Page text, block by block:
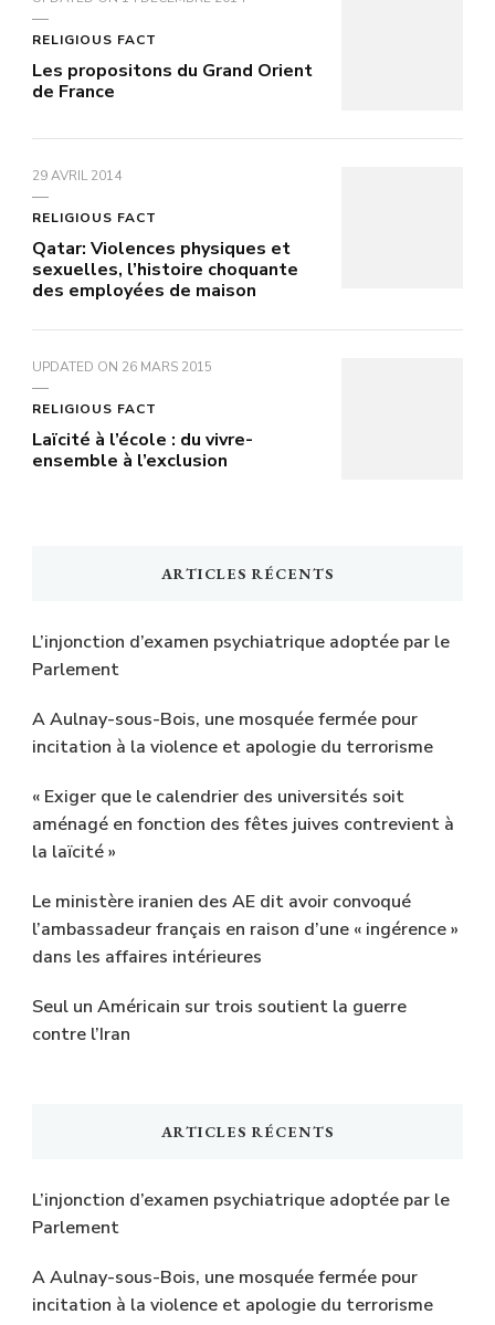
RELIGIOUS FACT
Les propositons du Grand Orient
de France
29 AVRIL 2014
RELIGIOUS FACT
Qatar: Violences physiques et
sexuelles, l’histoire choquante
des employées de maison
UPDATED ON 26 MARS 2015
RELIGIOUS FACT
Laïcité à l’école : du vivre-
ensemble à l’exclusion
ARTICLES RÉCENTS
L’injonction d’examen psychiatrique adoptée par le
Parlement
A Aulnay-sous-Bois, une mosquée fermée pour
incitation à la violence et apologie du terrorisme
« Exiger que le calendrier des universités soit
aménagé en fonction des fêtes juives contrevient à
la laïcité »
Le ministère iranien des AE dit avoir convoqué
l’ambassadeur français en raison d’une « ingérence »
dans les affaires intérieures
Seul un Américain sur trois soutient la guerre
contre l’Iran
ARTICLES RÉCENTS
L’injonction d’examen psychiatrique adoptée par le
Parlement
A Aulnay-sous-Bois, une mosquée fermée pour
incitation à la violence et apologie du terrorisme